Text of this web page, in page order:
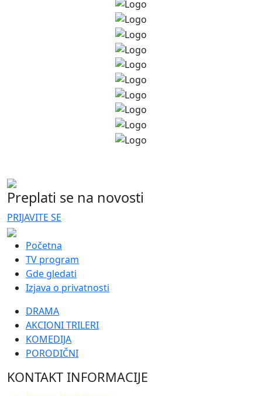
Preplati se na novosti
PRIJAVITE SE
Početna
TV program
Gde gledati
Izjava o privatnosti
DRAMA
AKCIONI TRILERI
KOMEDIJA
PORODIČNI
KONTAKT INFORMACIJE